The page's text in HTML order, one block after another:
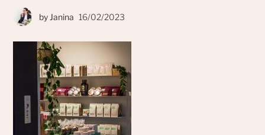
by Janina 16/02/2023